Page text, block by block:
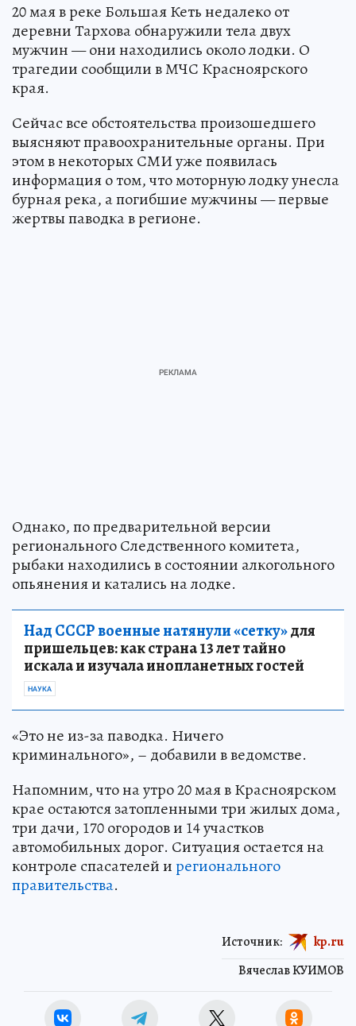
20 мая в реке Большая Кеть недалеко от
деревни Тархова обнаружили тела двух
мужчин — они находились около лодки. О
трагедии сообщили в МЧС Красноярского
края.
Сейчас все обстоятельства произошедшего
выясняют правоохранительные органы. При
этом в некоторых СМИ уже появилась
информация о том, что моторную лодку унесла
бурная река, а погибшие мужчины — первые
жертвы паводка в регионе.
Однако, по предварительной версии
регионального Следственного комитета,
рыбаки находились в состоянии алкогольного
опьянения и катались на лодке.
Над СССР военные натянули «сетку»для
пришельцев: как страна 13 лет тайно
искала и изучала инопланетных гостей
НАУКА
«Это не из-за паводка. Ничего
криминального», – добавили в ведомстве.
Напомним, что на утро 20 мая в Красноярском
крае остаются затопленными три жилых дома,
три дачи, 170 огородов и 14 участков
автомобильных дорог. Ситуация остается на
контроле спасателей ирегионального
правительства.
Вячеслав КУИМОВ
Источник: kp.ru